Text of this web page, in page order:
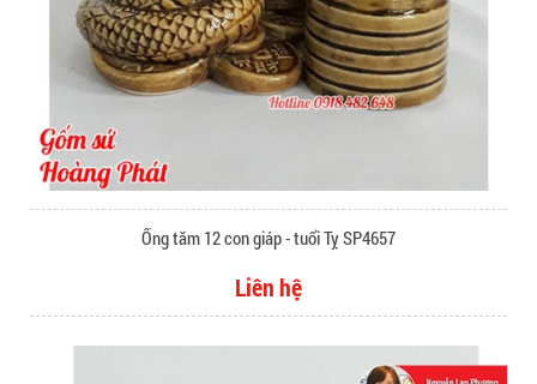
Ống tăm 12 con giáp - tuổi Tỵ SP4657
Liên hệ